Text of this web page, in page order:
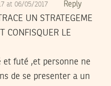
at 06/05/2017 Reply
UN STRATEGEME
CONFISQUER LE
et futé ,et personne ne
de se presenter a un